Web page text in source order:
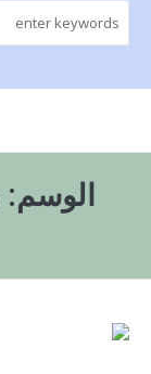
الوسم: